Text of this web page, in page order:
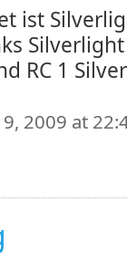
ist
RC 1
2009 at